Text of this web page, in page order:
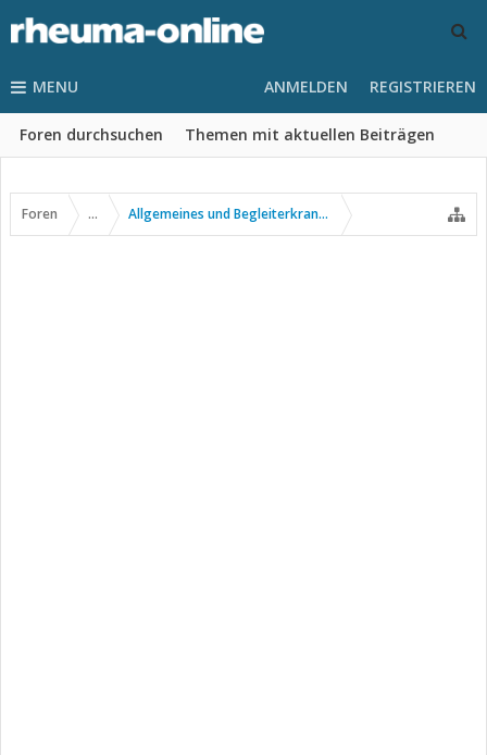
MENU
Foren durchsuchen Themen mit aktuellen Beiträgen
ANMELDEN REGISTRIEREN
Foren ... Allgemeines und Begleiterkrankungen